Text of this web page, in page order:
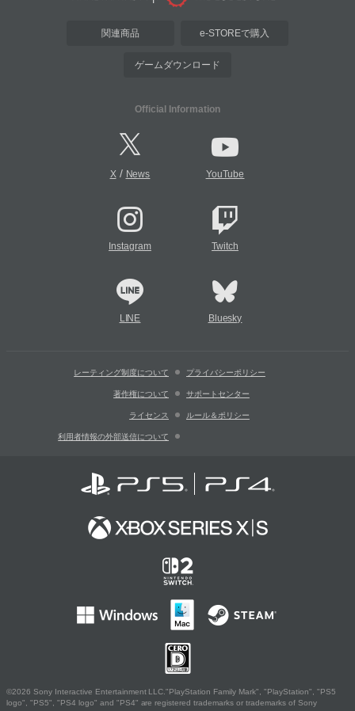
関連商品 e-STOREで購入
ゲームダウンロード
Official Information
X/ News YouTube
Instagram Twitch
LINE Bluesky
レーティング制度について プライバシーポリシー
著作権について サポートセンター
ライセンス ルール＆ポリシー
利用者情報の外部送信について
©2026 Sony Interactive Entertainment LLC."PlayStation Family Mark", "PlayStation", "PS5
logo", "PS5", "PS4 logo" and "PS4" are registered trademarks or trademarks of Sony